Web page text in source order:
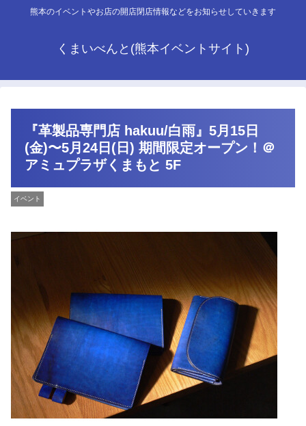
熊本のイベントやお店の開店閉店情報などをお知らせしていきます
くまいべんと(熊本イベントサイト)
『革製品専門店 hakuu/白雨』5月15日
(金)〜5月24日(日) 期間限定オープン！＠
アミュプラザくまもと 5F
イベント